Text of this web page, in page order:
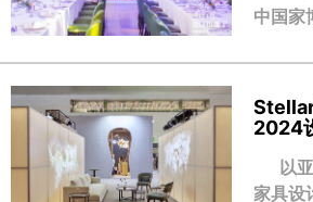
中国
2024
以亚
家具